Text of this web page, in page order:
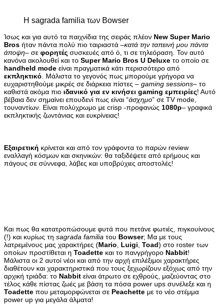
Η sagrada familia των Bowser
Ίσως και για αυτό τα παιχνίδια της σειράς πλέον New Super Mario
Bros ήταν πάντα πολύ πιο ταιριαστά –κατά την ταπεινή μου πάντα
άποψη– σε φορητές συσκευές από ό, τι σε τηλεόραση. Τον αυτό
κανόνα ακολουθεί και το Super Mario Bros U Deluxe το οποίο σε
handheld mode είναι πραγματικά κάτι περισσότερο από
εκπληκτικό . Μάλιστα το γεγονός πως μπορούμε γρήγορα να
ευχαριστηθούμε μικρές σε διάρκεια πίστες – gaming sessions– το
καθιστά ακόμα πιο ιδανικό για εν κινήσει gaming εμπειρίες! Αυτό
βέβαια δεν σημαίνει επουδενί πως είναι “άσχημο” σε TV mode,
τουναντίων. Είναι πολύχρωμο με crisp -προφανώς 1080p– γραφικά
εκπληκτικής ζωντάνιας και ευκρίνειας!
Εξαιρετική κρίνεται και από τον γράφοντα το παρών review
εναλλαγή κόσμων και σκηνικών: θα ταξιδέψετε από ερήμους και
πάγους σε σύννεφα, λάβες και υποβρύχιες αποστολές!
Και πως θα κατατροπώσουμε φυτά που πετάνε φωτιές, πιγκουίνους
(!) και κυρίως τη sagrada familia του Bowser; Μα με τους
λατρεμένους μας χαρακτήρες (Mario Luigi Toad) στο roster των
οποίων προστίθεται η Toadette και το πανγρήγορο Nabbit!
Μάλιστα οι 2 αυτοί νέοι και από την αρχή επιλέξιμοι χαρακτήρες
διαθέτουν και χαρακτηριστικά που τους ξεχωρίζουν εξόχως από την
αρχική τριάδα: το Nabbit είναι άτρωτο σε εχθρούς, μαζεύοντας στο
τέλος κάθε πίστας ζωές με βάση τα πόσα power ups συνέλεξε και η
Toadette που μεταμορφώνεται σε Peachette με το νέο στέμμα
power up για μεγάλα άλματα!